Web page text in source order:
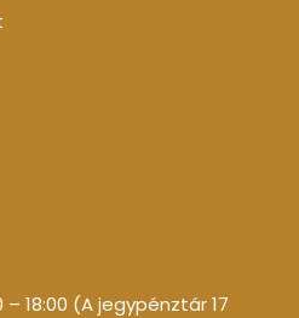
– 18:00 (A jegypénztár 17